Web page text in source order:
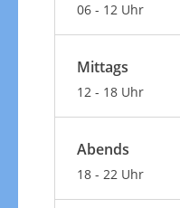
06 - 12 Uhr
Mittags
12 - 18 Uhr
Abends
18 - 22 Uhr